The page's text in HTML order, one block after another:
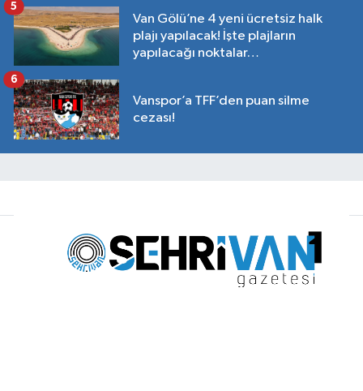
Van Gölü’ne 4 yeni ücretsiz halk
plajı yapılacak! İşte plajların
yapılacağı noktalar…
5
Vanspor’a TFF’den puan silme
cezası!
6